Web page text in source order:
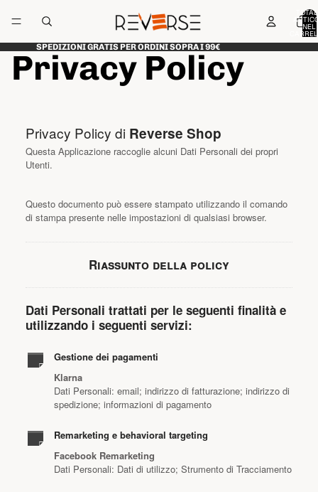
NEL
SPEDIZIONI GRATIS PER ORDINI SOPRA I 99€
Privacy Policy
Privacy Policy di Reverse Shop
Questa Applicazione raccoglie alcuni Dati Personali dei propri
Utenti.
Questo documento può essere stampato utilizzando il comando
di stampa presente nelle impostazioni di qualsiasi browser.
Riassunto della policy
Dati Personali trattati per le seguenti finalità e
utilizzando i seguenti servizi:
Gestione dei pagamenti
Klarna
Dati Personali: email; indirizzo di fatturazione; indirizzo di
spedizione; informazioni di pagamento
Remarketing e behavioral targeting
Facebook Remarketing
Dati Personali: Dati di utilizzo; Strumento di Tracciamento